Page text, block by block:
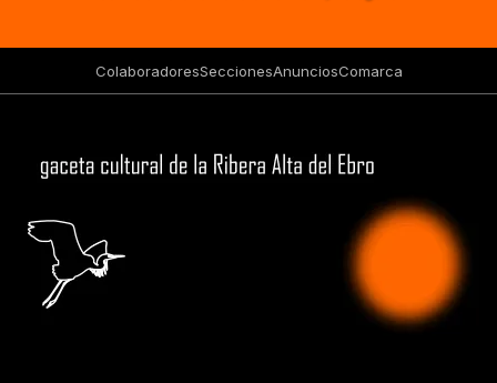
ColaboradoresSeccionesAnunciosComarca